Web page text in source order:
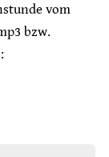
vom
bzw.